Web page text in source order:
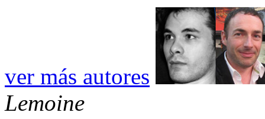
ver más autores
Lemoine